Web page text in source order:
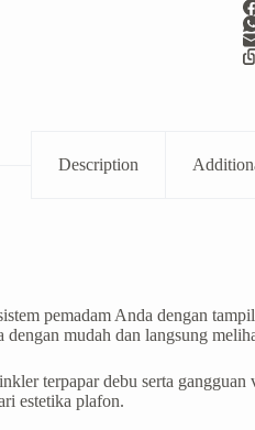
Description
pemadam Anda dengan
mudah dan langsung
terpapar debu serta
estetika plafon.